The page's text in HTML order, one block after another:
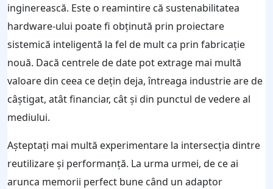
inginerească. Este o reamintire că sustenabilitatea
hardware-ului poate fi obținută prin proiectare
sistemică inteligentă la fel de mult ca prin fabricație
nouă. Dacă centrele de date pot extrage mai multă
valoare din ceea ce dețin deja, întreaga industrie are de
câștigat, atât financiar, cât și din punctul de vedere al
mediului.
Așteptați mai multă experimentare la intersecția dintre
reutilizare și performanță. La urma urmei, de ce ai
arunca memorii perfect bune când un adaptor